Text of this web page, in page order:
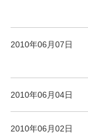
2010年06月07日
2010年06月04日
2010年06月02日